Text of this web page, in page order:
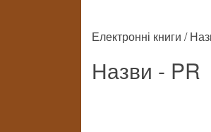
Електронні книги /
Назви - PR